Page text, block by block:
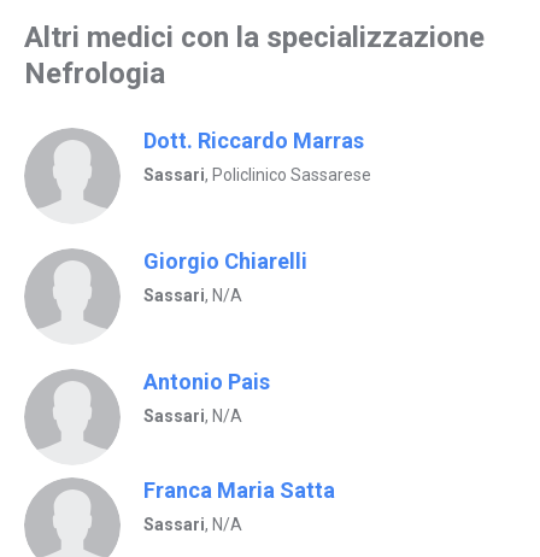
Altri medici con la specializzazione
Nefrologia
Dott. Riccardo Marras
Sassari, Policlinico Sassarese
Giorgio Chiarelli
Sassari, N/A
Antonio Pais
Sassari, N/A
Franca Maria Satta
Sassari, N/A